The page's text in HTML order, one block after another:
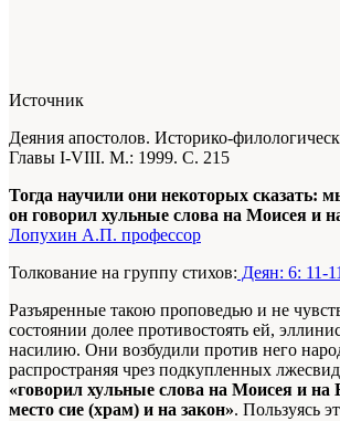
Источник
Деяния апостолов. Историко-
Главы I-VIII. М.: 1999. С. 215
Тогда научили они некоторых сказать:
он говорил хульные слова на Моисея и
Лопухин А.П. профессор
Толкование на группу стихов: Деян: 6: 11-11
Разъяренные такою проповедью и не
состоянии долее противостоять ей,
насилию. Они возбудили против него
распростра­няя чрез подкупленных
«говорил хульные слова на Моисея и на
место сие (храм) и на закон». Пользуясь